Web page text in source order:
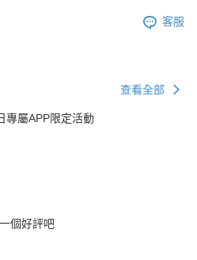
客服
查看全部
專屬APP限定活動
個好評吧